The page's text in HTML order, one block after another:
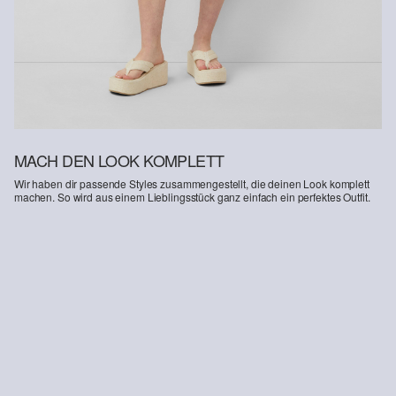
Deine Retoure kannst du HIER online anmelden.
MACH DEN LOOK KOMPLETT
Wir haben dir passende Styles zusammengestellt, die deinen Look komplett
machen. So wird aus einem Lieblingsstück ganz einfach ein perfektes Outfit.